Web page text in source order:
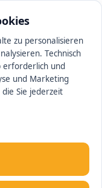
zu personalisieren
Technisch
erforderlich und
und Marketing
Sie jederzeit